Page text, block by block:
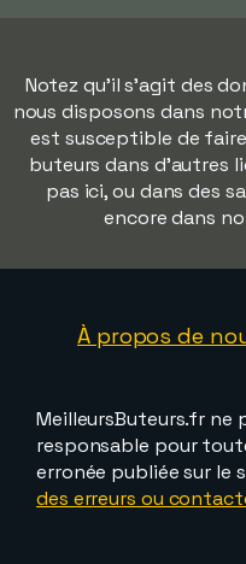
Notez qu'il s'agit des
nous disposons dans
est susceptible de
buteurs dans d'autres
pas ici, ou dans des
encore dans
À propos de
MeilleursButeurs.fr ne
responsable pour
erronée publiée sur le
des erreurs ou